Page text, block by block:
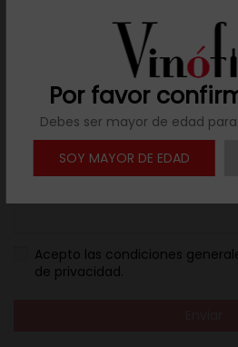
Por favor
Debes ser mayor de edad
SOY MAYOR DE EDAD
opcional
Mensaje
Acepto las condiciones
de privacidad.